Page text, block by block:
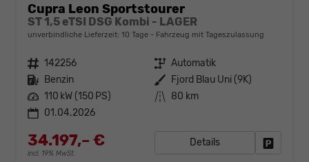
Cupra Leon Sportstourer
ST 1,5 eTSI DSG Kombi - LAGER
unverbindliche Lieferzeit: 10 Tage Fahrzeug mit Tageszulassung
Fahrzeugnr. 142256 Getriebe Automatik
Kraftstoff Benzin Außenfarbe Fjord Blau Uni (9K)
Leistung 110 kW (150 PS) Kilometerstand 80 km
01.04.2026
34.197,– €
incl. 19% MwSt.
Details